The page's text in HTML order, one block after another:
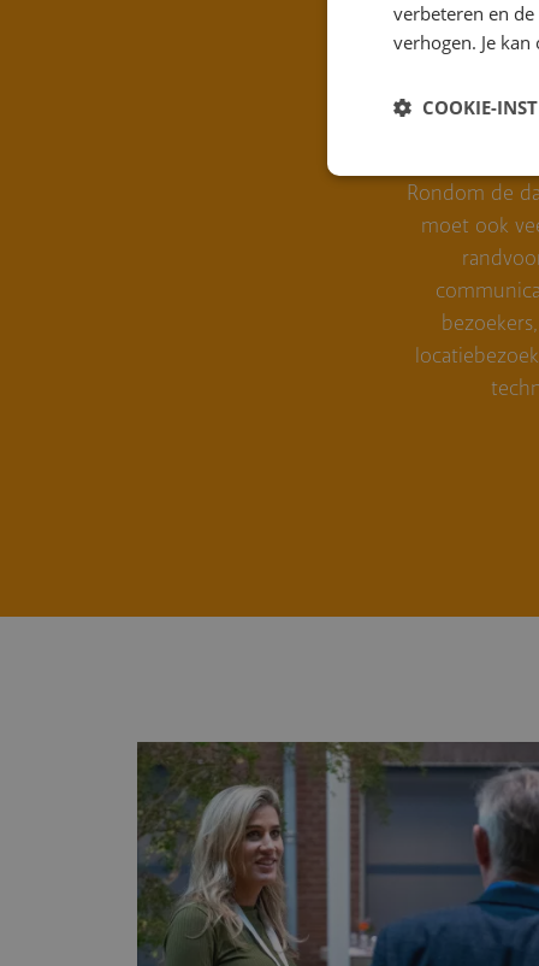
Rondom de
moet ook
verbeteren en
verhogen. Je
COOKIE-